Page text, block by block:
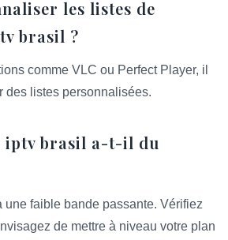
les listes de
brasil ?
comme VLC ou Perfect Player, il
des listes personnalisées.
iptv brasil a-t-il du
une faible bande passante. Vérifiez
de mettre à niveau votre plan